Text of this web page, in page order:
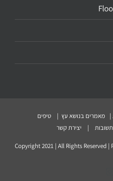
| מאמרים בנושא עץ | טיפים
| יצירת קשר
Copyright 2021 | All Rights Reserved |